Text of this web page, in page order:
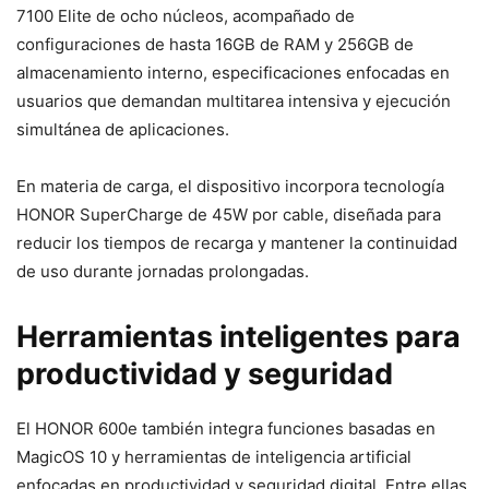
7100 Elite de ocho núcleos, acompañado de
configuraciones de hasta 16GB de RAM y 256GB de
almacenamiento interno, especificaciones enfocadas en
usuarios que demandan multitarea intensiva y ejecución
simultánea de aplicaciones.
En materia de carga, el dispositivo incorpora tecnología
HONOR SuperCharge de 45W por cable, diseñada para
reducir los tiempos de recarga y mantener la continuidad
de uso durante jornadas prolongadas.
Herramientas inteligentes para
productividad y seguridad
El HONOR 600e también integra funciones basadas en
MagicOS 10 y herramientas de inteligencia artificial